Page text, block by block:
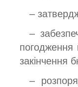
–
–
погодження
закінчення
–